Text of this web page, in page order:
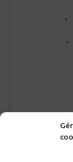
<<< Index